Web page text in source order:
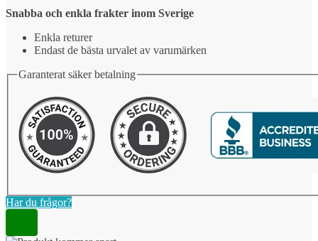
Snabba och enkla frakter inom Sverige
Enkla returer
Endast de bästa urvalet av varumärken
Garanterat säker betalning
Har du frågor?